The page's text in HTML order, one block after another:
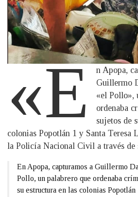
«E
n Apopa,
Guillermo
«el Pollo»,
ordenaba
sujetos de
colonias Popotlán 1 y Santa Teresa
la Policía Nacional Civil a través de
En Apopa, capturamos a Guillermo
Pollo, un palabrero que ordenaba
su estructura en las colonias Popotlán